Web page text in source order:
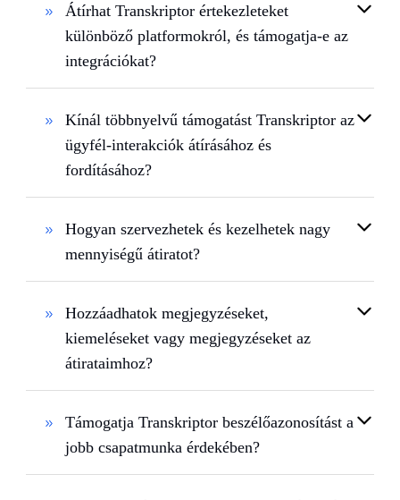
Átírhat Transkriptor értekezleteket
különböző platformokról, és támogatja-e az
integrációkat?
Kínál többnyelvű támogatást Transkriptor az
ügyfél-interakciók átírásához és
fordításához?
Hogyan szervezhetek és kezelhetek nagy
mennyiségű átiratot?
Hozzáadhatok megjegyzéseket,
kiemeléseket vagy megjegyzéseket az
átirataimhoz?
Támogatja Transkriptor beszélőazonosítást a
jobb csapatmunka érdekében?